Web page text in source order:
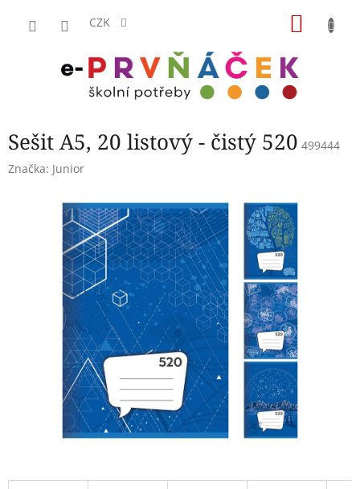
CZK
Sešit A5, 20 listový - čistý 520 499444
Značka: Junior